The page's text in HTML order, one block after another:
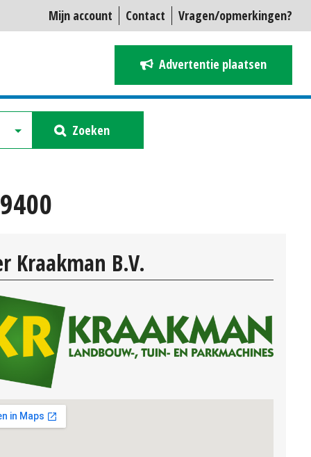
Mijn account Contact Vragen/opmerkingen?
Advertentie plaatsen
Zoeken
Kraakman B.V.